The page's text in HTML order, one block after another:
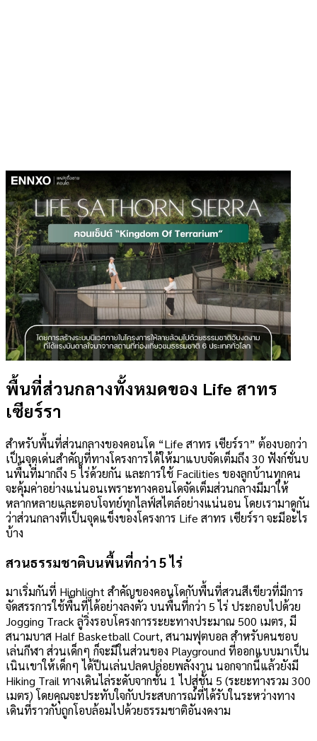
พื้นที่ส่วนกลางทั้งหมดของ Life สาทร
เซียร์รา
สำหรับพื้นที่ส่วนกลางของคอนโด “Life สาทร เซียร์รา” ต้องบอกว่า
เป็นจุดเด่นสำคัญที่ทางโครงการได้ให้มาแบบจัดเต็มถึง 30 ฟังก์ชั่นบ
นพื้นที่มากถึง 5 ไร่ด้วยกัน และการใช้ Facilities ของลูกบ้านทุกคน
จะคุ้มค่าอย่างแน่นอนเพราะทางคอนโดจัดเต็มส่วนกลางมีมาให้
หลากหลายและตอบโจทย์ทุกไลฟ์สไตล์อย่างแน่นอน โดยเรามาดูกัน
ว่าส่วนกลางที่เป็นจุดแข็งของโครงการ Life สาทร เซียร์รา จะมีอะไร
บ้าง
สวนธรรมชาติบนพื้นที่กว่า 5 ไร่
มาเริ่มกันที่ Highlight สำคัญของคอนโดกับพื้นที่สวนสีเขียวที่มีการ
จัดสรรการใช้พื้นที่ได้อย่างลงตัว บนพื้นที่กว่า 5 ไร่ ประกอบไปด้วย
Jogging Track ลู่วิ่งรอบโครงการระยะทางประมาณ 500 เมตร, มี
สนามบาส Half Basketball Court, สนามฟุตบอล สำหรับคนชอบ
เล่นกีฬา ส่วนเด็กๆ ก็จะมีในส่วนของ Playground ที่ออกแบบมาเป็น
เนินเขาให้เด็กๆ ได้ปีนเล่นปลดปล่อยพลังงาน นอกจากนี้แล้วยังมี
Hiking Trail ทางเดินไล่ระดับจากชั้น 1 ไปสู่ชั้น 5 (ระยะทางรวม 300
เมตร) โดยคุณจะประทับใจกับประสบการณ์ที่ได้รับในระหว่างทาง
เดินที่ราวกับถูกโอบล้อมไปด้วยธรรมชาติอันงดงาม